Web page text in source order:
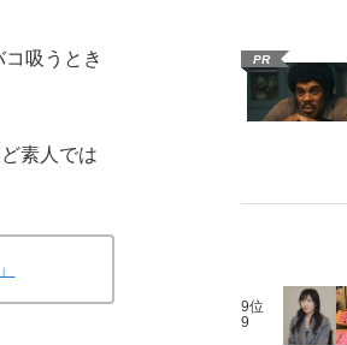
吸うとき
素人では
PR
9位
9